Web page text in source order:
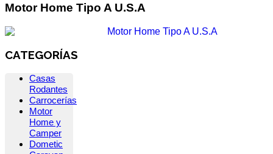
Motor Home Tipo A U.S.A
CATEGORÍAS
Casas
Rodantes
Carrocerías
Motor
Home y
Camper
Dometic